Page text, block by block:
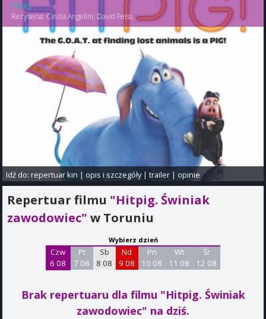
Hitpig
Reżyseria:Cinzia Angelini, David Feiss
Idź do:repertuar kin |opis i szczegóły|trailer |opinie
Repertuar filmu "Hitpig. Świniak
zawodowiec" w Toruniu
Wybierz dzień
Czw
6 08
Pt
7 08
Sb
8 08
Nd
9 08
Pn
10 08
Wt
11 08
Śr
12 08
Brak repertuaru dla filmu "Hitpig. Świniak
zawodowiec" na dziś.